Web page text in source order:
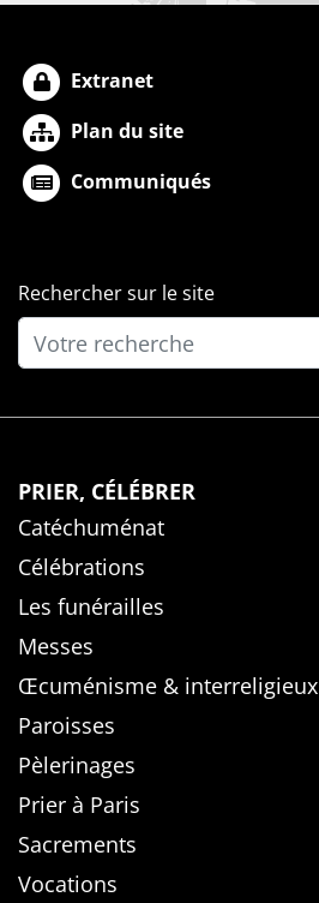
Extranet
Plan du site
Communiqués
Rechercher sur le site
PRIER, CÉLÉBRER
Catéchuménat
Célébrations
Les funérailles
Messes
Œcuménisme & interreligieux
Paroisses
Pèlerinages
Prier à Paris
Sacrements
Vocations